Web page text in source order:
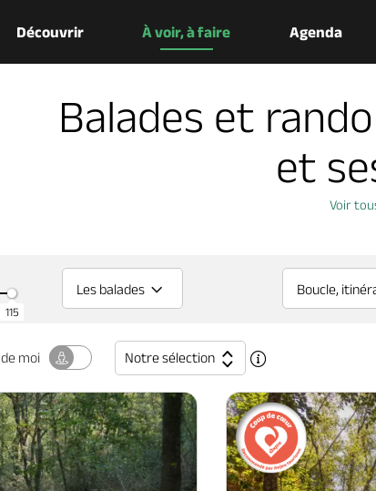
Découvrir À voir, à faire Agenda
Balades et
et
Voir
115
Les balades Boucle,
de moi Notre sélection